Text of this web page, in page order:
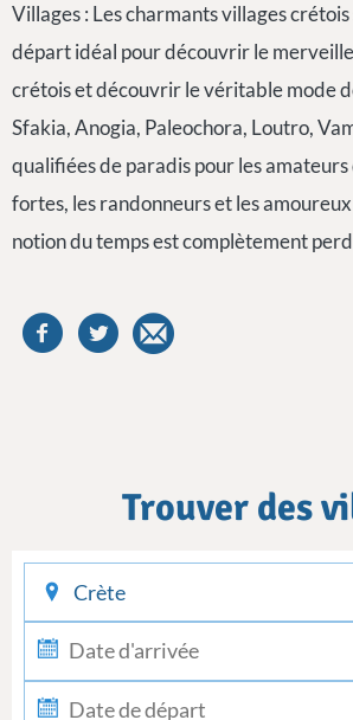
Villages : Les charmants villages
départ idéal pour découvrir le
crétois et découvrir le véritable mode
Sfakia, Anogia, Paleochora, Loutro,
qualifiées de paradis pour les amateurs
fortes, les randonneurs et les
notion du temps est complètement
Trouver des